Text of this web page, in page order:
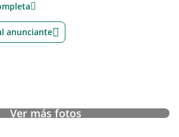
lavadero y desague, pasillo
habitaciones, 2 cuartos y baño
de ladrillos a la vista, en perfectas
anunciante
Ver más fotos